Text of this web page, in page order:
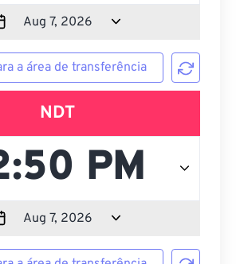
a área de transferência
NDT